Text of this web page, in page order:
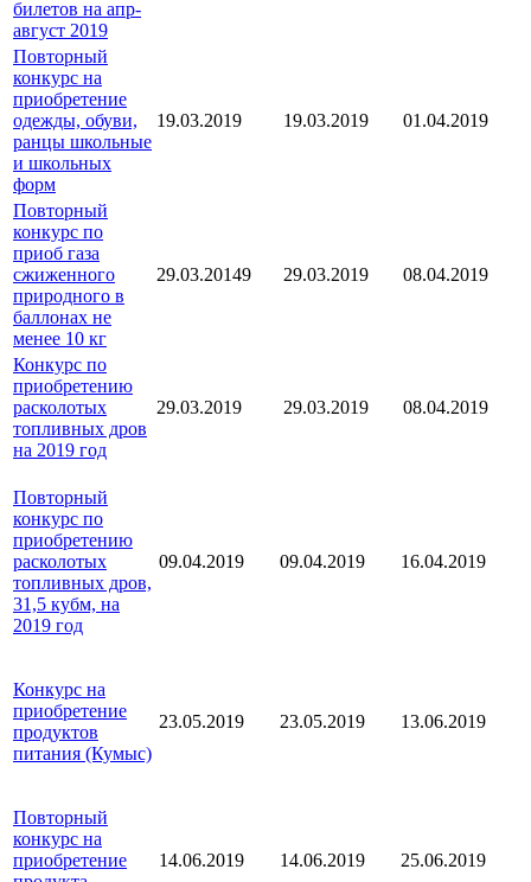
билетов на апр-
август 2019
Повторный
конкурс на
приобретение
одежды, обуви,
ранцы школьные
и школьных
форм
19.03.2019 19.03.2019 01.04.2019
Повторный
конкурс по
приоб газа
сжиженного
природного в
баллонах не
менее 10 кг
29.03.20149 29.03.2019 08.04.2019
Конкурс по
приобретению
расколотых
топливных дров
на 2019 год
29.03.2019 29.03.2019 08.04.2019
Повторный
конкурс по
приобретению
расколотых
топливных дров,
31,5 кубм, на
2019 год
09.04.2019 09.04.2019 16.04.2019
Конкурс на
приобретение
продуктов
питания (Кумыс)
23.05.2019 23.05.2019 13.06.2019
Повторный
конкурс на
приобретение
14.06.2019 14.06.2019 25.06.2019